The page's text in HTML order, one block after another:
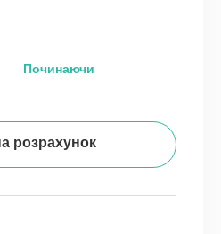
Починаючи
розрахунок